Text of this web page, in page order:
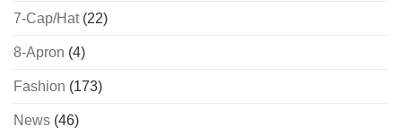
7-Cap/Hat(22)
8-Apron (4)
Fashion (173)
News (46)